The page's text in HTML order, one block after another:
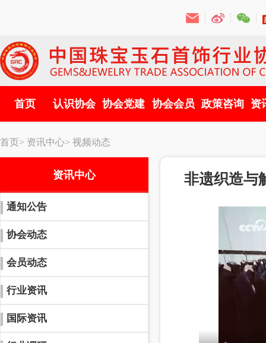
首页 认识协会 协会党建 协会会员 政策咨询 资
首页> 资讯中心> 视频动态
资讯中心
通知公告
协会动态
会员动态
行业资讯
国际资讯
非遗织造与